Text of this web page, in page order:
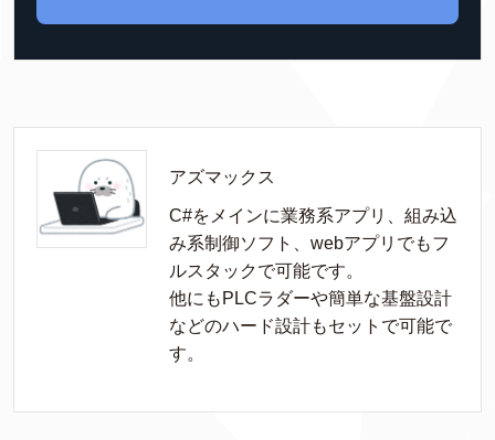
アズマックス
C#をメインに業務系アプリ、組み込
み系制御ソフト、webアプリでもフ
ルスタックで可能です。
他にもPLCラダーや簡単な基盤設計
などのハード設計もセットで可能で
す。